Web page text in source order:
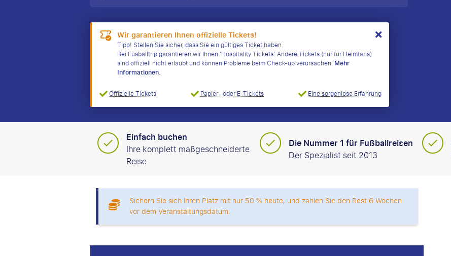
Wir garantieren Ihnen offizielle Tickets!
Tipp! Stellen Sie sicher, dass Sie ein gültiges Ticket haben.
Bei Fusballtrip garantieren wir Ihnen ‘Hospitality Tickets’. Andere Tickets (nur für Heimfans)
sind offiziell nicht erlaubt und können Probleme beim Check-up verursachen.Mehr
Informationen.
Offizielle Tickets
Papier- oder E-Tickets Eine sorgenlose Erfahrung
Einfach buchen
Ihre komplett maßgeschneiderte
Reise
Die Nummer 1 für Fußballreisen
Der Spezialist seit 2013
Sichern Sie sich Ihren Platz mit nur 50 % heute, und zahlen Sie den Rest 6 Wochen
vor dem Veranstaltungsdatum.